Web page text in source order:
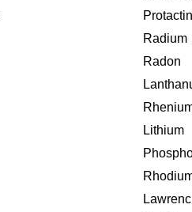
Radium
Radon
Lithium